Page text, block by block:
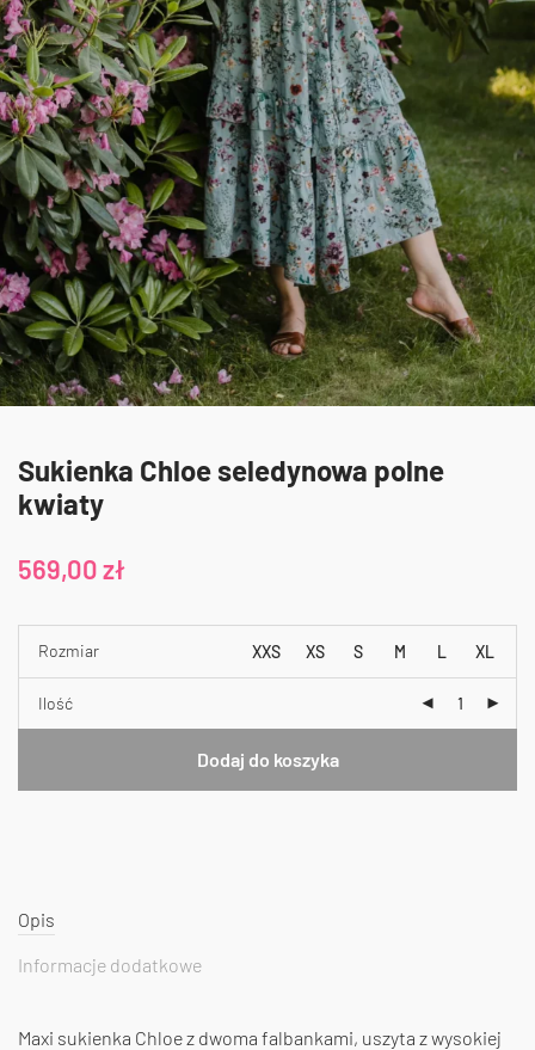
Sukienka Chloe seledynowa polne
kwiaty
569,00zł
Rozmiar XXS XS S M L XL
Ilość
Dodaj do koszyka
Opis
Informacje dodatkowe
Maxi sukienka Chloe z dwoma falbankami, uszyta z wysokiej